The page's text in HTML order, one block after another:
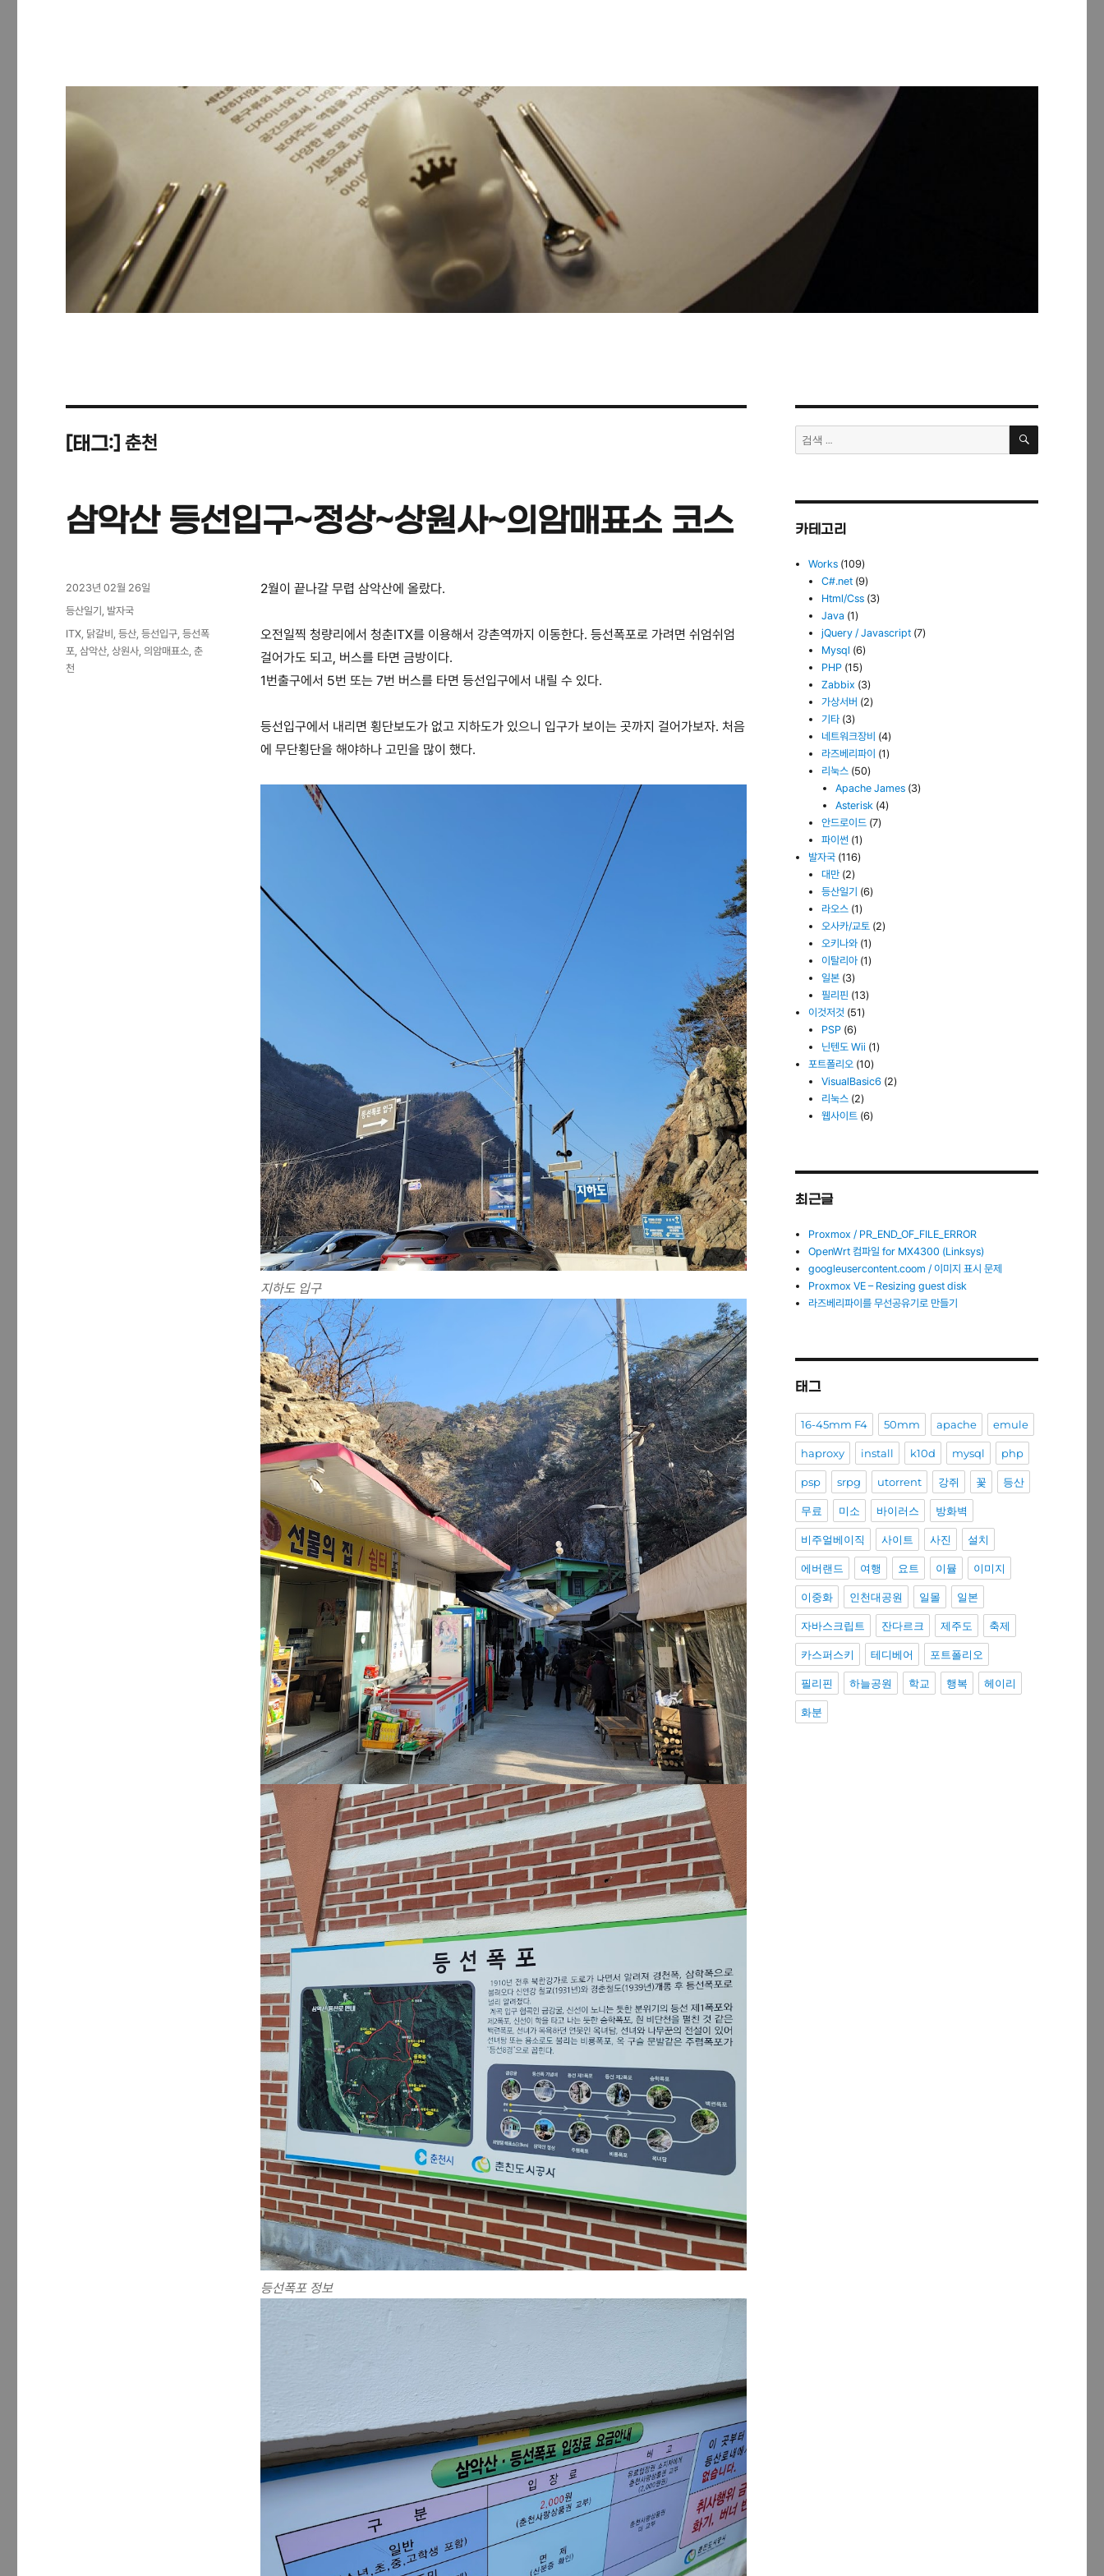
[태그:]춘천
삼악산 등선입구~정상~상원사~의암매표소 코스
2월이 끝나갈 무렵 삼악산에 올랐다.
오전일찍 청량리에서 청춘ITX를 이용해서 강촌역까지 이동한다. 등선폭포로 가려면 쉬엄쉬엄
걸어가도 되고, 버스를 타면 금방이다.
1번출구에서 5번 또는 7번 버스를 타면 등선입구에서 내릴 수 있다.
등선입구에서 내리면 횡단보도가 없고 지하도가 있으니 입구가 보이는 곳까지 걸어가보자. 처음
에 무단횡단을 해야하나 고민을 많이 했다.
지하도 입구
등선폭포 정보
작
성
자
2023년 02월 26일
카
테
고
리
등산일기 , 발자국
태
그
ITX, 닭갈비 ,등산,등선입구,등선폭
포,삼악산,상원사,의암매표소,춘
천
검
색:
검
카테고리
Works (109)
C#.net (9)
Html/Css (3)
Java (1)
jQuery / Javascript (7)
Mysql (6)
PHP (15)
Zabbix (3)
가상서버 (2)
기타 (3)
네트워크장비 (4)
라즈베리파이 (1)
리눅스 (50)
Apache James(3)
Asterisk(4)
안드로이드 (7)
파이썬 (1)
발자국 (116)
대만 (2)
등산일기 (6)
라오스 (1)
오사카/교토 (2)
오키나와 (1)
이탈리아 (1)
일본 (3)
필리핀 (13)
이것저것 (51)
PSP (6)
닌텐도 Wii (1)
포트폴리오 (10)
VisualBasic6 (2)
리눅스 (2)
웹사이트 (6)
최근글
Proxmox / PR_END_OF_FILE_ERROR
OpenWrt 컴파일 for MX4300 (Linksys)
googleusercontent.coom / 이미지 표시 문제
Proxmox VE – Resizing guest disk
라즈베리파이를 무선공유기로 만들기
태그
16-45mm F4 50mm apache emule
haproxy install k10d mysql php
psp srpg utorrent 강쥐 꽃 등산
무료 미소 바이러스 방화벽
비주얼베이직 사이트 사진 설치
에버랜드 여행 요트 이뮬 이미지
이중화 인천대공원 일몰 일본
자바스크립트 잔다르크 제주도 축제
카스퍼스키 테디베어 포트폴리오
필리핀 하늘공원 학교 행복 헤이리
화분